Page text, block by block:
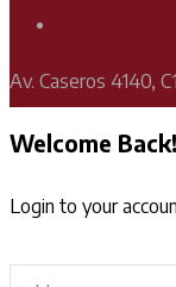
Av. Caseros 4140,
Welcome Back!
Login to your